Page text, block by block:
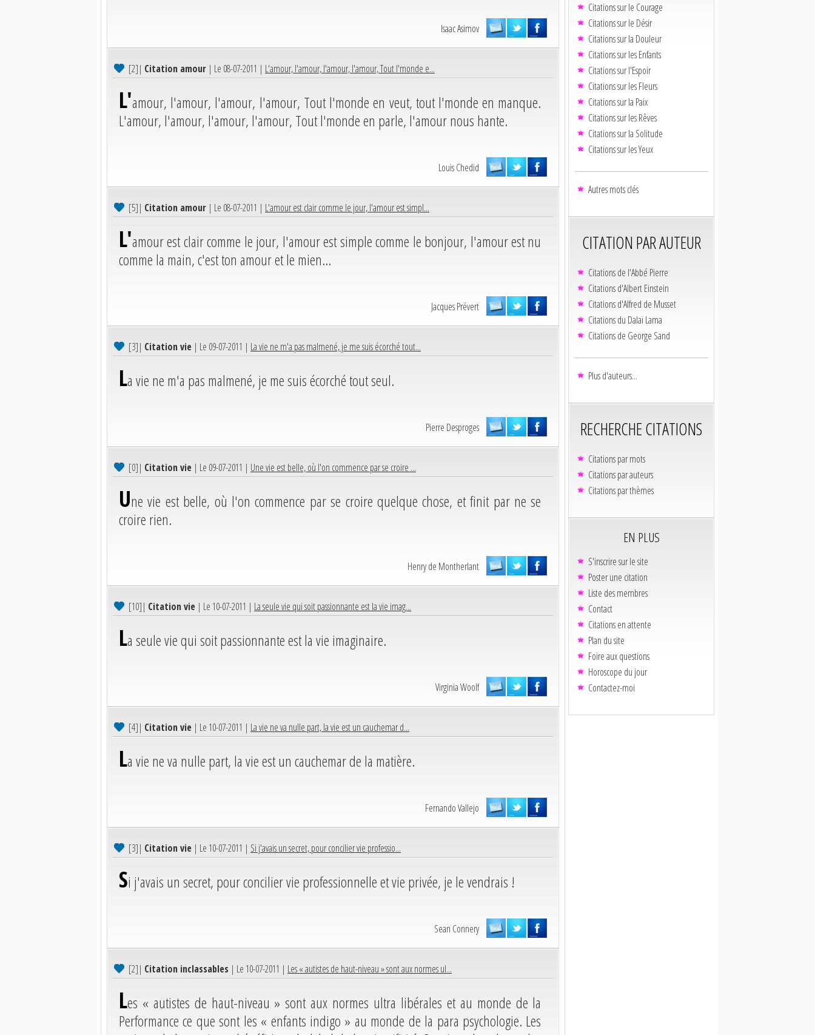
Isaac Asimov
[2]| Citation amour | Le 08-07-2011 | L'amour, l'amour, l'amour, l'amour, Tout l'monde e...
L'amour, l'amour, l'amour, l'amour, Tout l'monde en veut, tout l'monde en manque.
L'amour, l'amour, l'amour, l'amour, Tout l'monde en parle, l'amour nous hante.
Louis Chedid
[5]| Citation amour | Le 08-07-2011 | L'amour est clair comme le jour, l'amour est simpl...
L'amour est clair comme le jour, l'amour est simple comme le bonjour, l'amour est nu
comme la main, c'est ton amour et le mien...
Jacques Prévert
[3]| Citation vie | Le 09-07-2011 | La vie ne m'a pas malmené, je me suis écorché tout...
La vie ne m'a pas malmené, je me suis écorché tout seul.
Pierre Desproges
[0]| Citation vie | Le 09-07-2011 | Une vie est belle, où l'on commence par se croire ...
Une vie est belle, où l'on commence par se croire quelque chose, et finit par ne se
croire rien.
Henry de Montherlant
[10]| Citation vie | Le 10-07-2011 | La seule vie qui soit passionnante est la vie imag...
La seule vie qui soit passionnante est la vie imaginaire.
Virginia Woolf
[4]| Citation vie | Le 10-07-2011 | La vie ne va nulle part, la vie est un cauchemar d...
La vie ne va nulle part, la vie est un cauchemar de la matière.
Fernando Vallejo
[3]| Citation vie | Le 10-07-2011 | Si j'avais un secret, pour concilier vie professio...
Si j'avais un secret, pour concilier vie professionnelle et vie privée, je le vendrais !
Sean Connery
[2]| Citation inclassables | Le 10-07-2011 | Les « autistes de haut-niveau » sont aux normes ul...
Les « autistes de haut-niveau » sont aux normes ultra libérales et au monde de la
Performance ce que sont les « enfants indigo » au monde de la para psychologie. Les
Citations sur le Courage
Citations sur le Désir
Citations sur la Douleur
Citations sur les Enfants
Citations sur l'Espoir
Citations sur les Fleurs
Citations sur la Paix
Citations sur les Rêves
Citations sur la Solitude
Citations sur les Yeux
Autres mots clés
CITATION PAR AUTEUR
Citations de l'Abbé Pierre
Citations d'Albert Einstein
Citations d'Alfred de Musset
Citations du Dalaï Lama
Citations de George Sand
Plus d'auteurs...
RECHERCHE CITATIONS
Citations par mots
Citations par auteurs
Citations par thèmes
EN PLUS
S'inscrire sur le site
Poster une citation
Liste des membres
Contact
Citations en attente
Plan du site
Foire aux questions
Horoscope du jour
Contactez-moi